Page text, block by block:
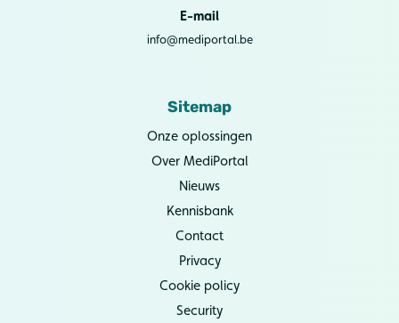
E-mail
info@mediportal.be
Sitemap
Onze oplossingen
Over MediPortal
Nieuws
Kennisbank
Contact
Privacy
Cookie policy
Security